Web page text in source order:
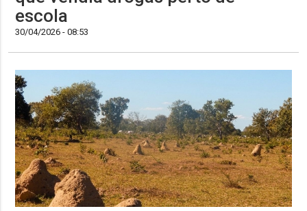
escola
30/04/2026 - 08:53